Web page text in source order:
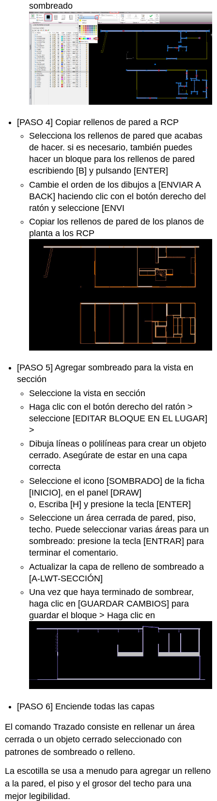
sombreado
[PASO 4] Copiar rellenos de pared a RCP
Selecciona los rellenos de pared que acabas
de hacer. si es necesario, también puedes
hacer un bloque para los rellenos de pared
escribiendo [B] y pulsando [ENTER]
Cambie el orden de los dibujos a [ENVIAR A
BACK] haciendo clic con el botón derecho del
ratón y seleccione [ENVI
Copiar los rellenos de pared de los planos de
planta a los RCP
[PASO 5] Agregar sombreado para la vista en
sección
Seleccione la vista en sección
Haga clic con el botón derecho del ratón >
seleccione [EDITAR BLOQUE EN EL LUGAR]
>
Dibuja líneas o polilíneas para crear un objeto
cerrado. Asegúrate de estar en una capa
correcta
Seleccione el icono [SOMBRADO] de la ficha
[INICIO], en el panel [DRAW]
o, Escriba [H] y presione la tecla [ENTER]
Seleccione un área cerrada de pared, piso,
techo. Puede seleccionar varias áreas para un
sombreado: presione la tecla [ENTRAR] para
terminar el comentario.
Actualizar la capa de relleno de sombreado a
[A-LWT-SECCIÓN]
Una vez que haya terminado de sombrear,
haga clic en [GUARDAR CAMBIOS] para
guardar el bloque > Haga clic en
[PASO 6] Enciende todas las capas
El comando Trazado consiste en rellenar un área
cerrada o un objeto cerrado seleccionado con
patrones de sombreado o relleno.
La escotilla se usa a menudo para agregar un relleno
a la pared, el piso y el grosor del techo para una
mejor legibilidad.